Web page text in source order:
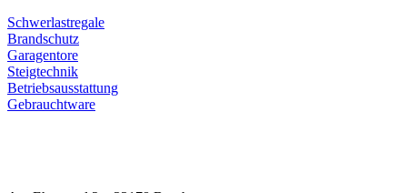
Schwerlastregale
Brandschutz
Garagentore
Steigtechnik
Betriebsausstattung
Gebrauchtware